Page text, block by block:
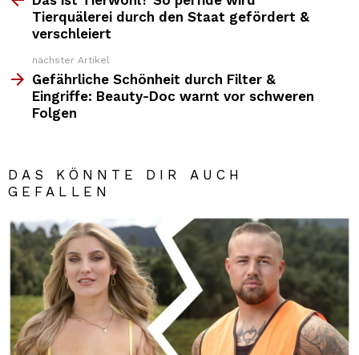
NewsTierquälerei durch den Staat gefördert &
verschleiert
nächster Artikel
Gefährliche Schönheit durch Filter &
Eingriffe: Beauty-Doc warnt vor schweren
Folgen
DAS KÖNNTE DIR AUCH
GEFALLEN